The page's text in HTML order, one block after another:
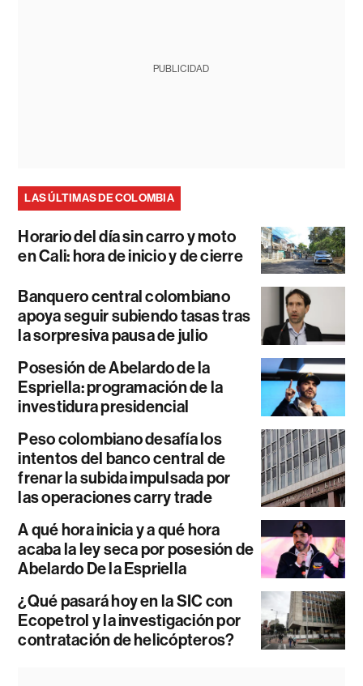
PUBLICIDAD
LAS ÚLTIMAS DE COLOMBIA
Horario del día sin carro y moto
en Cali: hora de inicio y de cierre
Banquero central colombiano
apoya seguir subiendo tasas tras
la sorpresiva pausa de julio
Posesión de Abelardo de la
Espriella: programación de la
investidura presidencial
Peso colombiano desafía los
intentos del banco central de
frenar la subida impulsada por
las operaciones carry trade
A qué hora inicia y a qué hora
acaba la ley seca por posesión de
Abelardo De la Espriella
¿Qué pasará hoy en la SIC con
Ecopetrol y la investigación por
contratación de helicópteros?